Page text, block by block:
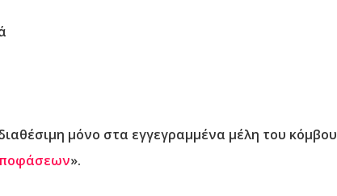
μόνο στα εγγεγραμμένα μέλη του κόμβου
».